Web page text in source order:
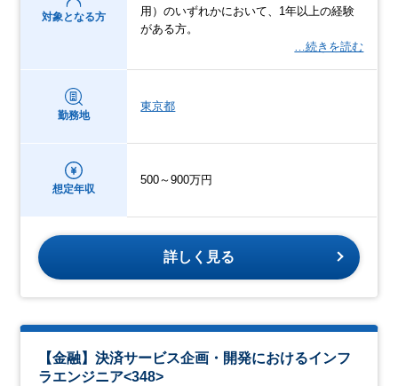
対象となる方
用）のいずれかにおいて、1年以上の経験
がある方。
…続きを読む
勤務地
東京都
想定年収
500～900万円
詳しく見る
【金融】決済サービス企画・開発におけるインフ
ラエンジニア<348>